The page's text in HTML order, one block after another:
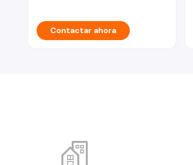
Contactar ahora